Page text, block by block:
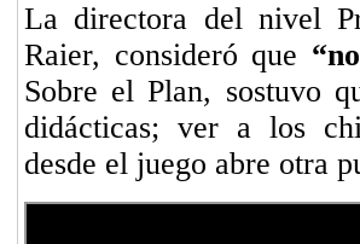
La directora del nivel
Raier, consideró que
Sobre el Plan, sostuvo
didácticas; ver a los
desde el juego abre otra